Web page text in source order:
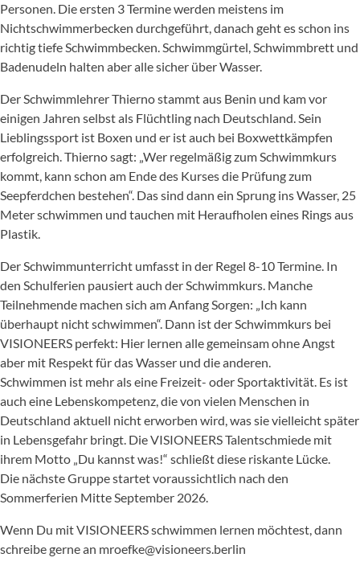
Personen. Die ersten 3 Termine werden meistens im
Nichtschwimmerbecken durchgeführt, danach geht es schon ins
richtig tiefe Schwimmbecken. Schwimmgürtel, Schwimmbrett und
Badenudeln halten aber alle sicher über Wasser.
Der Schwimmlehrer Thierno stammt aus Benin und kam vor
einigen Jahren selbst als Flüchtling nach Deutschland. Sein
Lieblingssport ist Boxen und er ist auch bei Boxwettkämpfen
erfolgreich. Thierno sagt: „Wer regelmäßig zum Schwimmkurs
kommt, kann schon am Ende des Kurses die Prüfung zum
Seepferdchen bestehen“. Das sind dann ein Sprung ins Wasser, 25
Meter schwimmen und tauchen mit Heraufholen eines Rings aus
Plastik.
Der Schwimmunterricht umfasst in der Regel 8-10 Termine. In
den Schulferien pausiert auch der Schwimmkurs. Manche
Teilnehmende machen sich am Anfang Sorgen: „Ich kann
überhaupt nicht schwimmen“. Dann ist der Schwimmkurs bei
VISIONEERS perfekt: Hier lernen alle gemeinsam ohne Angst
aber mit Respekt für das Wasser und die anderen.
Schwimmen ist mehr als eine Freizeit- oder Sportaktivität. Es ist
auch eine Lebenskompetenz, die von vielen Menschen in
Deutschland aktuell nicht erworben wird, was sie vielleicht später
in Lebensgefahr bringt. Die VISIONEERS Talentschmiede mit
ihrem Motto „Du kannst was!“ schließt diese riskante Lücke.
Die nächste Gruppe startet voraussichtlich nach den
Sommerferien Mitte September 2026.
Wenn Du mit VISIONEERS schwimmen lernen möchtest, dann
schreibe gerne an mroefke@visioneers.berlin